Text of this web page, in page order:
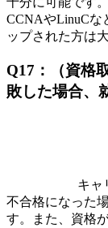
CCNAやLinuCな
ップされた方は
Q17：（資格
敗した場合、
キャ
不合格になった
す。また、資格